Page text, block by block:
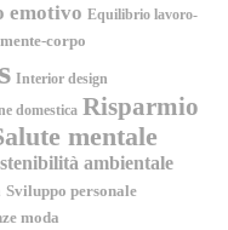
emotivo Equilibrio lavoro-
corpo
Interior design
domestica Risparmio
mentale
ambientale
Sviluppo personale
moda